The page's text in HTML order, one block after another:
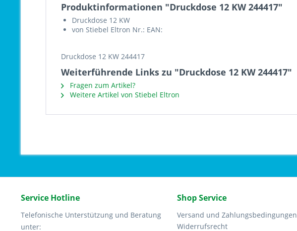
Produktinformationen "Druckdose 12 KW 244417"
Druckdose 12 KW
von Stiebel Eltron Nr.: EAN:
Druckdose 12 KW 244417
Weiterführende Links zu "Druckdose 12 KW 244417"
Fragen zum Artikel?
Weitere Artikel von Stiebel Eltron
Service Hotline
Telefonische Unterstützung und Beratung
unter:
Shop Service
Versand und Zahlungsbedingungen
Widerrufsrecht